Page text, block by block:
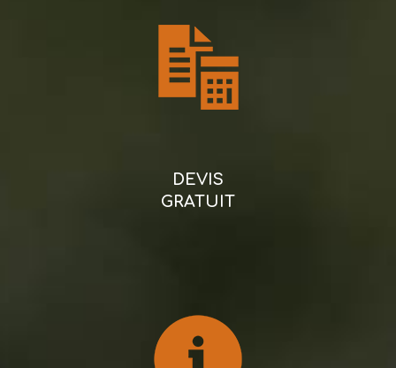
DEVIS
GRATUIT